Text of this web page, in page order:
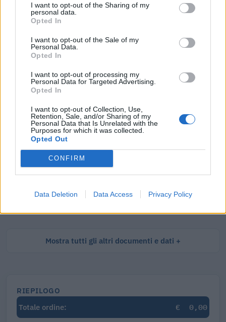
I want to opt-out of the Sharing of my
personal data.
Opted In
I want to opt-out of the Sale of my
Personal Data.
Opted In
I want to opt-out of processing my
Personal Data for Targeted Advertising.
Opted In
I want to opt-out of Collection, Use,
Retention, Sale, and/or Sharing of my
Personal Data that Is Unrelated with the
Purposes for which it was collected.
Opted Out
CONFIRM
Data Deletion Data Access Privacy Policy
Tutti i documenti e servizi disponibili →
Documenti più richiesti
Visure Camerali - Società di Persone
€ 5,39 IVA inclusa
€ 6,98 IVA inclusa
Mostra tutti gli altri documenti e dati
RIEPILOGO
Totale ordine:
€ 0,00